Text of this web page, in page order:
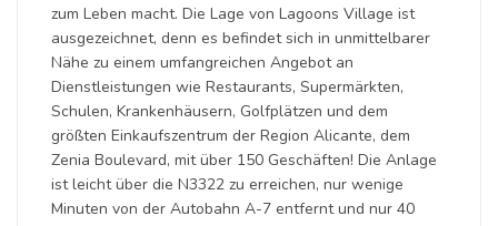
zum Leben macht. Die Lage von Lagoons Village ist
ausgezeichnet, denn es befindet sich in unmittelbarer
Nähe zu einem umfangreichen Angebot an
Dienstleistungen wie Restaurants, Supermärkten,
Schulen, Krankenhäusern, Golfplätzen und dem
größten Einkaufszentrum der Region Alicante, dem
Zenia Boulevard, mit über 150 Geschäften! Die Anlage
ist leicht über die N3322 zu erreichen, nur wenige
Minuten von der Autobahn A-7 entfernt und nur 40